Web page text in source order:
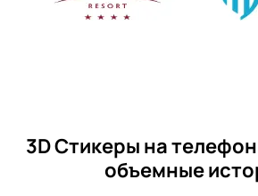
3D Стикеры на
объемные